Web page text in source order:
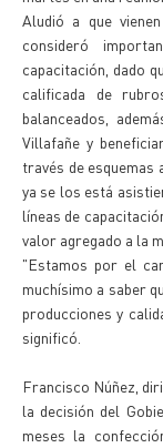
Aludió a que
consideró
capacitación, dado
calificada de
balanceados,
Villafañe y
través de esquemas
ya se los está
líneas de
valor agregado a la
"Estamos por el
muchísimo a saber
producciones y
significó.
Francisco Núñez,
la decisión del
meses la